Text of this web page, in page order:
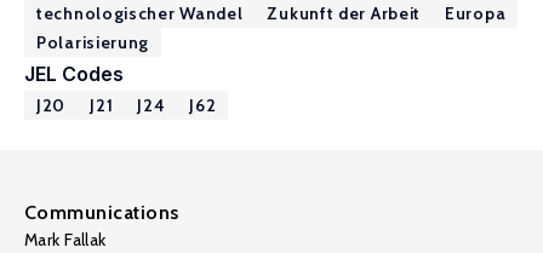
technologischer Wandel Zukunft der Arbeit
Europa
Polarisierung
JEL Codes
J20 J21 J24 J62
Communications
Mark Fallak